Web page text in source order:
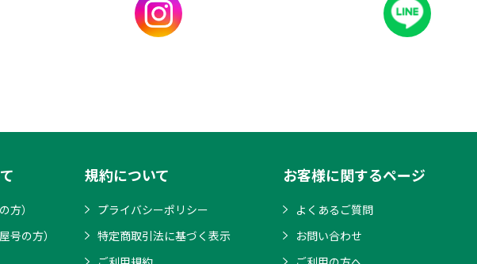
方）
号の方）
規約について
プライバシーポリシー
特定商取引法に基づく表示
お客様に関するページ
よくあるご質問
お問い合わせ